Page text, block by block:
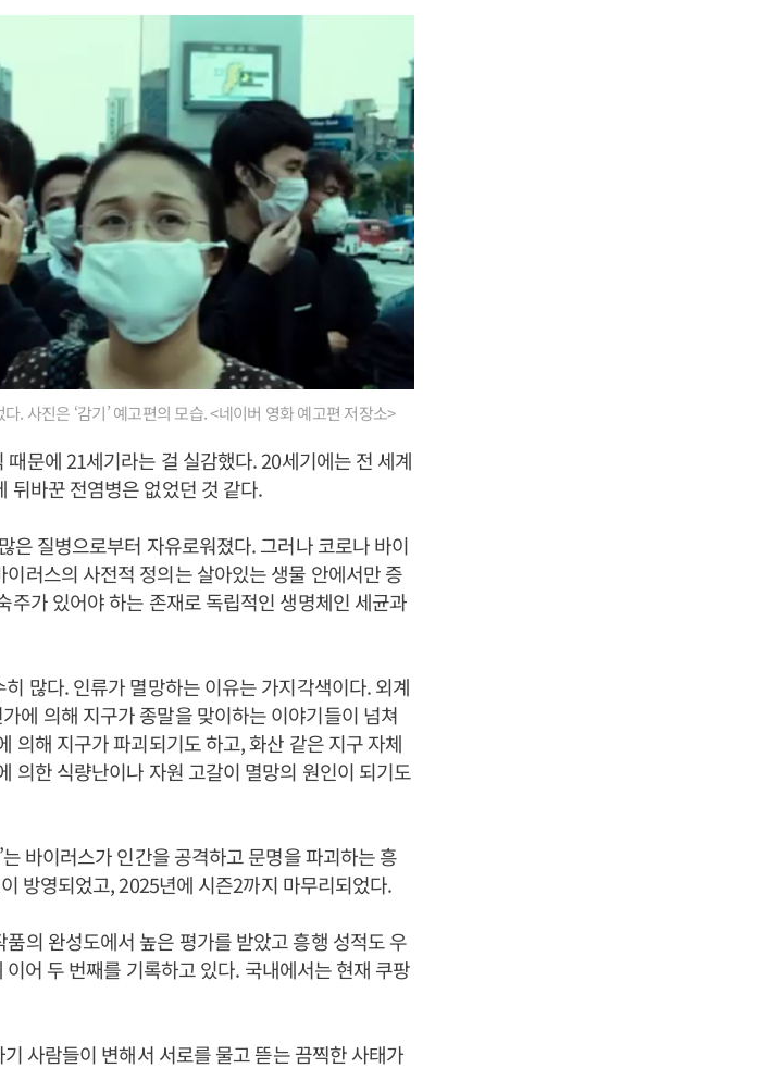
사진은 ‘감기’ 예고편의 모습. <네이버 영화 예고편 저장소>
문에 21세기라는 걸 실감했다. 20세기에는 전 세계
뒤바꾼 전염병은 없었던 것 같다.
은 질병으로부터 자유로워졌다. 그러나 코로나 바이
러스의 사전적 정의는 살아있는 생물 안에서만 증
주가 있어야 하는 존재로 독립적인 생명체인 세균과
많다. 인류가 멸망하는 이유는 가지각색이다. 외계
에 의해 지구가 종말을 맞이하는 이야기들이 넘쳐
의해 지구가 파괴되기도 하고, 화산 같은 지구 자체
의한 식량난이나 자원 고갈이 멸망의 원인이 되기도
바이러스가 인간을 공격하고 문명을 파괴하는 흥
방영되었고, 2025년에 시즌2까지 마무리되었다.
의 완성도에서 높은 평가를 받았고 흥행 성적도 우
어 두 번째를 기록하고 있다. 국내에서는 현재 쿠팡
사람들이 변해서 서로를 물고 뜯는 끔찍한 사태가